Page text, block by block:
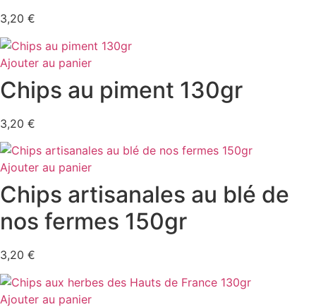
3,20 €
Ajouter au panier
Chips au piment 130gr
3,20 €
Ajouter au panier
Chips artisanales au blé de
nos fermes 150gr
3,20 €
Ajouter au panier